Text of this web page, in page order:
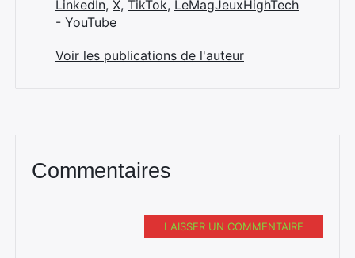
LinkedIn, X, TikTok, LeMagJeuxHighTech
- YouTube
Voir les publications de l'auteur
Commentaires
LAISSER UN COMMENTAIRE